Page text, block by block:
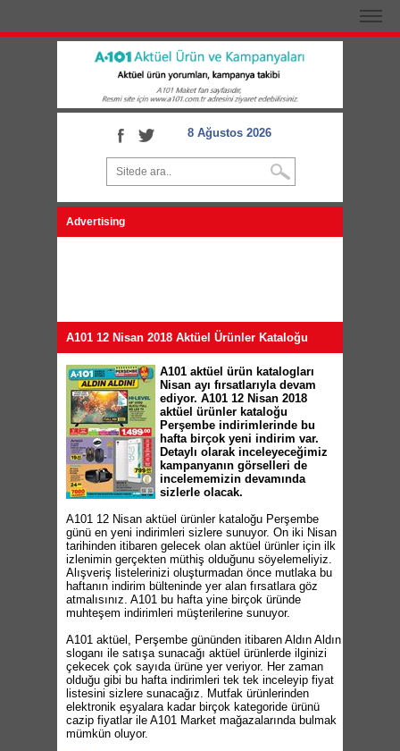
8 Ağustos 2026
Advertising
A101 12 Nisan 2018 Aktüel Ürünler Kataloğu
A101 aktüel ürün katalogları
Nisan ayı fırsatlarıyla devam
ediyor. A101 12 Nisan 2018
aktüel ürünler kataloğu
Perşembe indirimlerinde bu
hafta birçok yeni indirim var.
Detaylı olarak inceleyeceğimiz
kampanyanın görselleri de
incelememizin devamında
sizlerle olacak.
A101 12 Nisan aktüel ürünler kataloğu Perşembe
günü en yeni indirimleri sizlere sunuyor. On iki Nisan
tarihinden itibaren gelecek olan aktüel ürünler için ilk
izlenimin gerçekten müthiş olduğunu söyelemeliyiz.
Alışveriş listelerinizi oluşturmadan önce mutlaka bu
haftanın indirim bülteninde yer alan fırsatlara göz
atmalısınız. A101 bu hafta yine birçok üründe
muhteşem indirimleri müşterilerine sunuyor.
A101 aktüel, Perşembe gününden itibaren Aldın Aldın
sloganı ile satışa sunacağı aktüel ürünlerde ilginizi
çekecek çok sayıda ürüne yer veriyor. Her zaman
olduğu gibi bu hafta indirimleri tek tek inceleyip fiyat
listesini sizlere sunacağız. Mutfak ürünlerinden
elektronik eşyalara kadar birçok kategoride ürünü
cazip fiyatlar ile A101 Market mağazalarında bulmak
mümkün oluyor.